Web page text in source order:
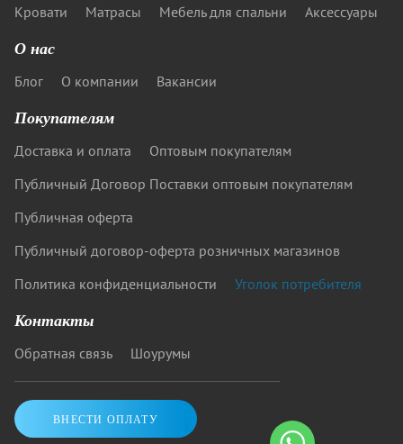
Кровати Матрасы Мебель для спальни Аксессуары
О нас
Блог О компании Вакансии
Покупателям
Доставка и оплата
Оптовым покупателям
Публичный Договор Поставки оптовым покупателям
Публичная оферта
Публичный договор-оферта розничных магазинов
Политика конфиденциальности
Уголок потребителя
Контакты
Обратная связь Шоурумы
ВНЕСТИ ОПЛАТУ